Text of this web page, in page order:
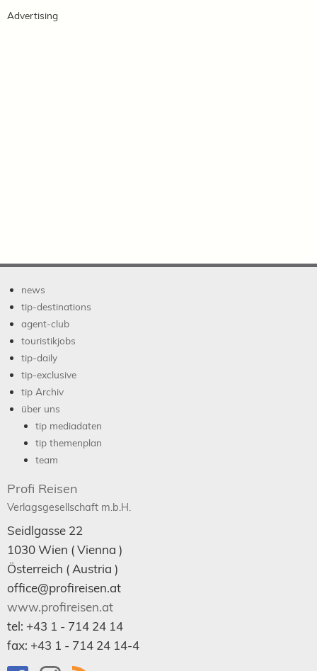
Advertising
news
tip-destinations
agent-club
touristikjobs
tip-daily
tip-exclusive
tip Archiv
über uns
tip mediadaten
tip themenplan
team
Profi Reisen
Verlagsgesellschaft m.b.H.
Seidlgasse 22
1030Wien ( Vienna )
Österreich ( Austria )
office@profireisen.at
www.profireisen.at
tel: +43 1 - 714 24 14
fax: +43 1 - 714 24 14-4